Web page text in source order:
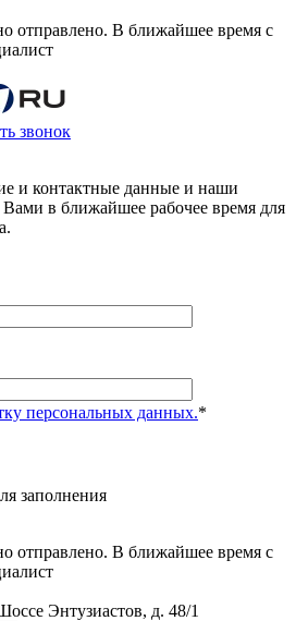
отправлено. В ближайшее время с
звонок
и контактные данные и наши
в ближайшее рабочее время для
персональных данных.*
заполнения
отправлено. В ближайшее время с
Энтузиастов, д. 48/1